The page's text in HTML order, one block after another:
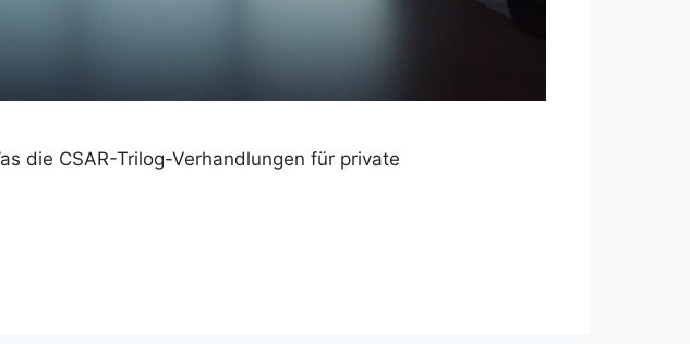
die CSAR-Trilog-Verhandlungen für private